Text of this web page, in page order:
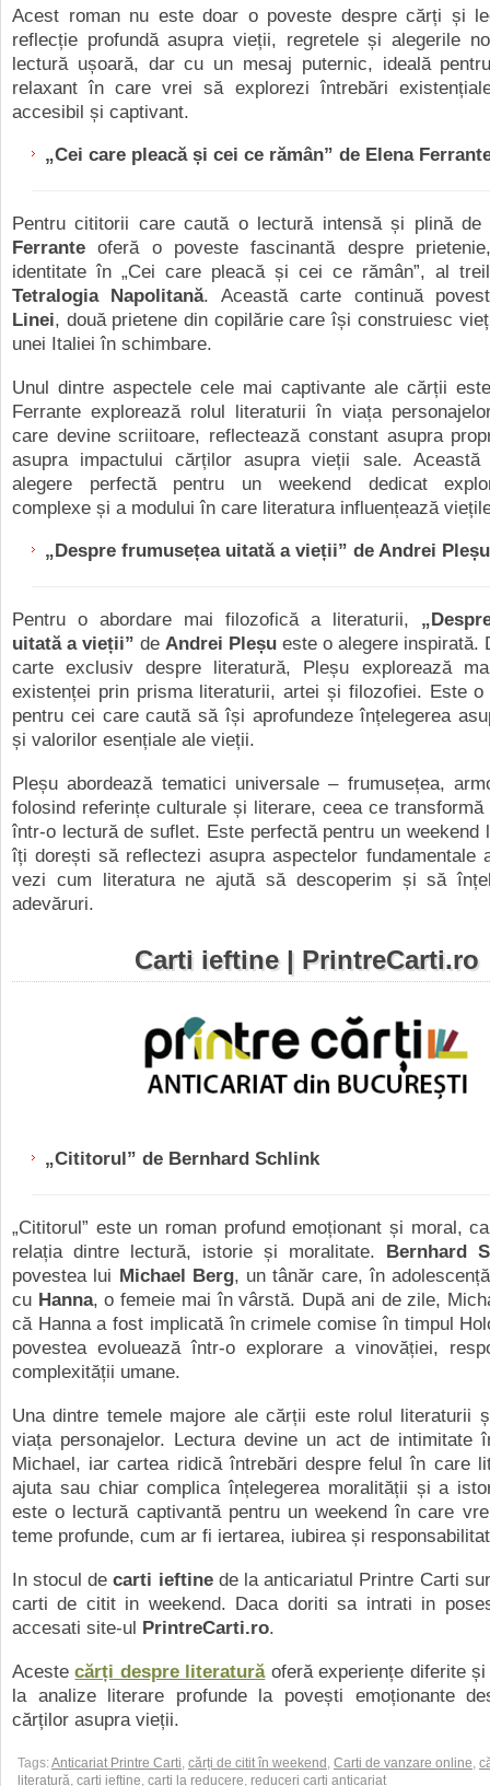
Acest roman nu este doar o poveste despre cărți și
reflecție profundă asupra vieții, regretele și alegerile
lectură ușoară, dar cu un mesaj puternic, ideală
relaxant în care vrei să explorezi întrebări
accesibil și captivant.
„Cei care pleacă și cei ce rămân” de Elena
Pentru cititorii care caută o lectură intensă și plină
Ferrante oferă o poveste fascinantă despre
identitate în „Cei care pleacă și cei ce rămân”, al
Tetralogia Napolitană. Această carte continuă
Linei, două prietene din copilărie care își construiesc
unei Italiei în schimbare.
Unul dintre aspectele cele mai captivante ale cărții
Ferrante explorează rolul literaturii în viața
care devine scriitoare, reflectează constant asupra
asupra impactului cărților asupra vieții sale.
alegere perfectă pentru un weekend dedicat
complexe și a modului în care literatura influențează
„Despre frumusețea uitată a vieții” de Andrei Pleșu
Pentru o abordare mai filozofică a literaturii,
uitată a vieții” de Andrei Pleșu este o alegere inspirată.
carte exclusiv despre literatură, Pleșu explorează
existenței prin prisma literaturii, artei și filozofiei. Este o
pentru cei care caută să își aprofundeze înțelegerea
și valorilor esențiale ale vieții.
Pleșu abordează tematici universale – frumusețea,
folosind referințe culturale și literare, ceea ce transformă
într-o lectură de suflet. Este perfectă pentru un weekend
îți dorești să reflectezi asupra aspectelor fundamentale
vezi cum literatura ne ajută să descoperim și să
adevăruri.
Carti ieftine | PrintreCarti.ro
„Cititorul” de Bernhard Schlink
„Cititorul” este un roman profund emoționant și moral,
relația dintre lectură, istorie și moralitate. Bernhard
povestea lui Michael Berg, un tânăr care, în
cu Hanna, o femeie mai în vârstă. După ani de zile,
că Hanna a fost implicată în crimele comise în timpul
povestea evoluează într-o explorare a vinovăției,
complexității umane.
Una dintre temele majore ale cărții este rolul literaturii
viața personajelor. Lectura devine un act de intimitate
Michael, iar cartea ridică întrebări despre felul în care
ajuta sau chiar complica înțelegerea moralității și a
este o lectură captivantă pentru un weekend în care
teme profunde, cum ar fi iertarea, iubirea și
In stocul decarti ieftinede la anticariatul Printre Carti
carti de citit in weekend. Daca doriti sa intrati in
accesati site-ul PrintreCarti.ro.
Acestecărți despre literaturăoferă experiențe diferite și
la analize literare profunde la povești emoționante
cărților asupra vieții.
Tags:Anticariat Printre Carti, cărți de citit în weekend , Carti de vanzare online,
literatură, carti ieftine, carti la reducere, reduceri carti anticariat